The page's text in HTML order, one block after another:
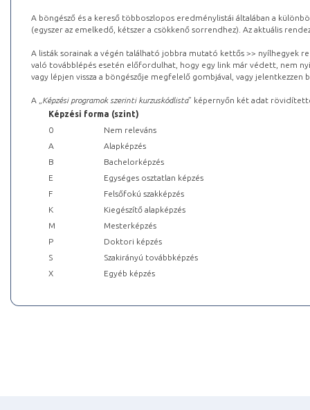
A böngésző és a kereső többoszlopos eredménylistái általában a
(egyszer az emelkedő, kétszer a csökkenő sorrendhez). Az aktuális
A listák sorainak a végén található jobbra mutató kettős >> nyílhegyek
való továbblépés esetén előfordulhat, hogy egy link már védett, nem
vagy lépjen vissza a böngészője megfelelő gombjával, vagy
A „ Képzési programok szerinti kurzuskódlista” képernyőn két adat
Képzési forma (szint)
0
Nem releváns
A
Alapképzés
B
Bachelorképzés
E
Egységes osztatlan képzés
F
Felsőfokú szakképzés
K
Kiegészítő alapképzés
M
Mesterképzés
P
Doktori képzés
S
Szakirányú továbbképzés
X
Egyéb képzés